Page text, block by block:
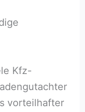
Kfz-
vorteilhafter